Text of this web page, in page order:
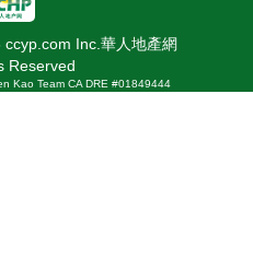
Inc.華人地產網
Reserved
Kao Team CA DRE #01849444